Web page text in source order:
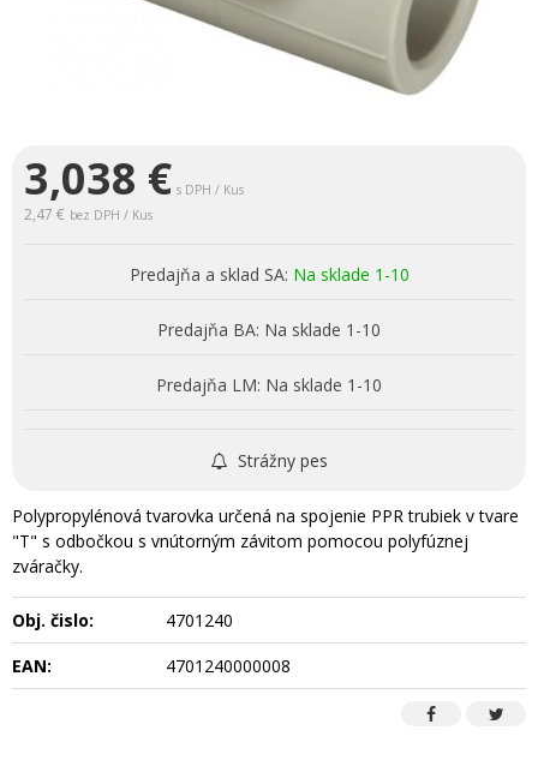
3,038 € s DPH / Kus
2,47 € bez DPH / Kus
Predajňa a sklad SA: Na sklade 1-10
Predajňa BA: Na sklade 1-10
Predajňa LM: Na sklade 1-10
Strážny pes
Polypropylénová tvarovka určená na spojenie PPR trubiek v tvare
"T" s odbočkou s vnútorným závitom pomocou polyfúznej
zváračky.
Obj. čislo:
4701240
EAN:
4701240000008